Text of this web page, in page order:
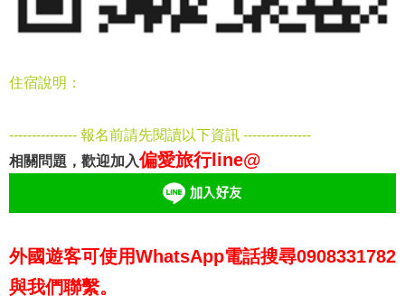
住宿說明：
--------------- 報名前請先閱讀以下資訊 ---------------
相關問題，歡迎加入偏愛旅行line@
外國遊客可使用WhatsApp電話搜尋0908331782
與我們聯繫。